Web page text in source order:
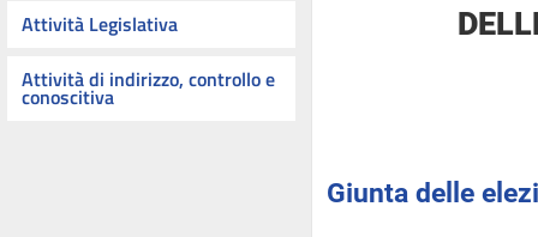
Attività Legislativa
Attività di indirizzo, controllo e
conoscitiva
Giunta delle